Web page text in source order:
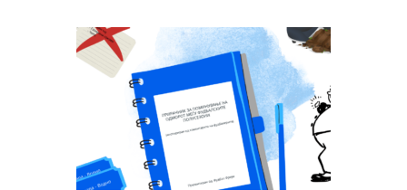
поминување
на
одморот
меѓу
фудбалските
полусезони
(инспириран
од